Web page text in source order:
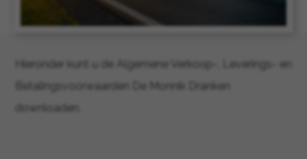
Hieronder kunt u de Algemene Verkoop-, Leverings- en
Betalingsvoorwaarden De Monnik Dranken
downloaden.